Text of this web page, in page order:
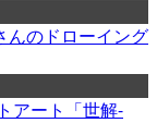
んのドローイング
アート「世解-